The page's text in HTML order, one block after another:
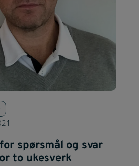
spørsmål og svar
to ukesverk